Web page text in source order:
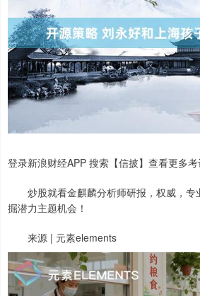
登录新浪财经APP 搜索【信披】查看更多
炒股就看金麒麟分析师研报，权威，专
掘潜力主题机会！
来源 | 元素elements